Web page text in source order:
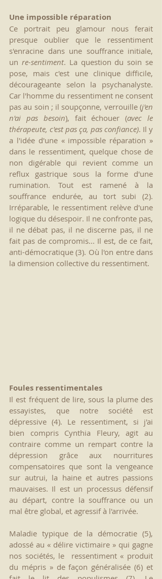
Une impossible réparation
Ce portrait peu glamour nous ferait
presque oublier que le ressentiment
s'enracine dans une souffrance initiale,
un re-sentiment. La question du soin se
pose, mais c'est une clinique difficile,
décourageante selon la psychanalyste.
Car l'homme du ressentiment ne consent
pas au soin ; il soupçonne, verrouille (j'en
n'ai pas besoin), fait échouer (avec le
thérapeute, c'est pas ça, pas confiance). Il y
a l'idée d'une « impossible réparation »
dans le ressentiment, quelque chose de
non digérable qui revient comme un
reflux gastrique sous la forme d'une
rumination. Tout est ramené à la
souffrance endurée, au tort subi (2).
Irréparable, le ressentiment relève d'une
logique du désespoir. Il ne confronte pas,
il ne débat pas, il ne discerne pas, il ne
fait pas de compromis... Il est, de ce fait,
anti-démocratique (3). Où l'on entre dans
la dimension collective du ressentiment.
Foules ressentimentales
Il est fréquent de lire, sous la plume des
essayistes, que notre société est
dépressive (4). Le ressentiment, si j'ai
bien compris Cynthia Fleury, agit au
contraire comme un rempart contre la
dépression grâce aux nourritures
compensatoires que sont la vengeance
sur autrui, la haine et autres passions
mauvaises. Il est un processus défensif
au départ, contre la souffrance ou un
mal être global, et agressif à l'arrivée.
Maladie typique de la démocratie (5),
adossé au « délire victimaire » qui gagne
nos sociétés, le  ressentiment « produit
du mépris » de façon généralisée (6) et